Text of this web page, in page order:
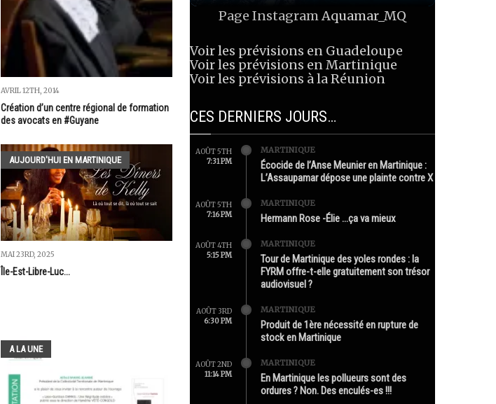
AVRIL 12TH, 2014
Création d’un centre régional de formation
des avocats en #Guyane
AUJOURD'HUI EN MARTINIQUE
MAI 23RD, 2025
Île-Est-Libre-Luc...
A LA UNE
Page InstagramAquamar_MQ
Voir les prévisions en Guadeloupe
Voir les prévisions en Martinique
Voir les prévisions à la Réunion
CES DERNIERS JOURS…
AOÛT 5TH
7:31 PM
MARTINIQUE
Écocide de l’Anse Meunier en Martinique :
L’Assaupamar dépose une plainte contre X
AOÛT 5TH
7:16 PM
MARTINIQUE
Hermann Rose -Élie …ça va mieux
AOÛT 4TH
5:15 PM
MARTINIQUE
Tour de Martinique des yoles rondes : la
FYRM offre-t-elle gratuitement son trésor
audiovisuel ?
AOÛT 3RD
6:30 PM
MARTINIQUE
Produit de 1ère nécessité en rupture de
stock en Martinique
AOÛT 2ND
11:14 PM
MARTINIQUE
En Martinique les pollueurs sont des
ordures ? Non. Des enculés-es !!!